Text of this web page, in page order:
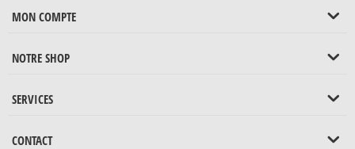
MON COMPTE
NOTRE SHOP
SERVICES
CONTACT